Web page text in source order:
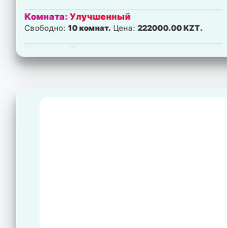
Комната:Улучшенный
Свободно:10 комнат. Цена:222000.00 KZT.
Комната: Полулюкс